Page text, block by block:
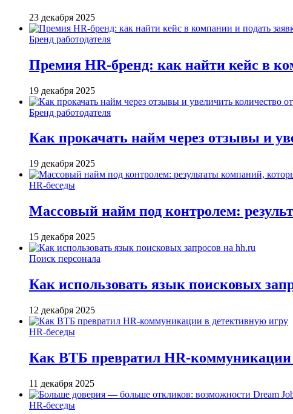
23 декабря 2025
Бренд работодателя
Премия HR-бренд: как найти кейс в
19 декабря 2025
Бренд работодателя
Как прокачать найм через отзывы и
19 декабря 2025
HR-беседы
Массовый найм под контролем:
15 декабря 2025
Поиск персонала
Как использовать язык поисковых
12 декабря 2025
HR-беседы
Как ВТБ превратил HR-коммуникации
11 декабря 2025
HR-беседы